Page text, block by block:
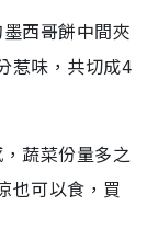
西哥餅中間夾
惹味，共切成4
蔬菜份量多之
也可以食，買